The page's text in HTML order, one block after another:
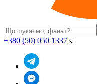
+380 (50) 050 1337